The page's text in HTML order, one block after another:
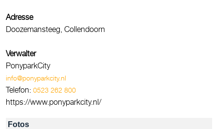
Adresse
Doozemansteeg, Collendoorn
Verwalter
PonyparkCity
info@ponyparkcity.nl
Telefon: 0523 262 800
https://www.ponyparkcity.nl/
Fotos